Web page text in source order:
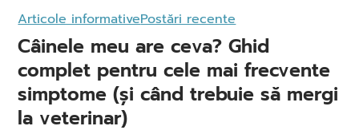
Articole informativePostări recente
Câinele meu are ceva? Ghid
complet pentru cele mai frecvente
simptome (și când trebuie să mergi
la veterinar)